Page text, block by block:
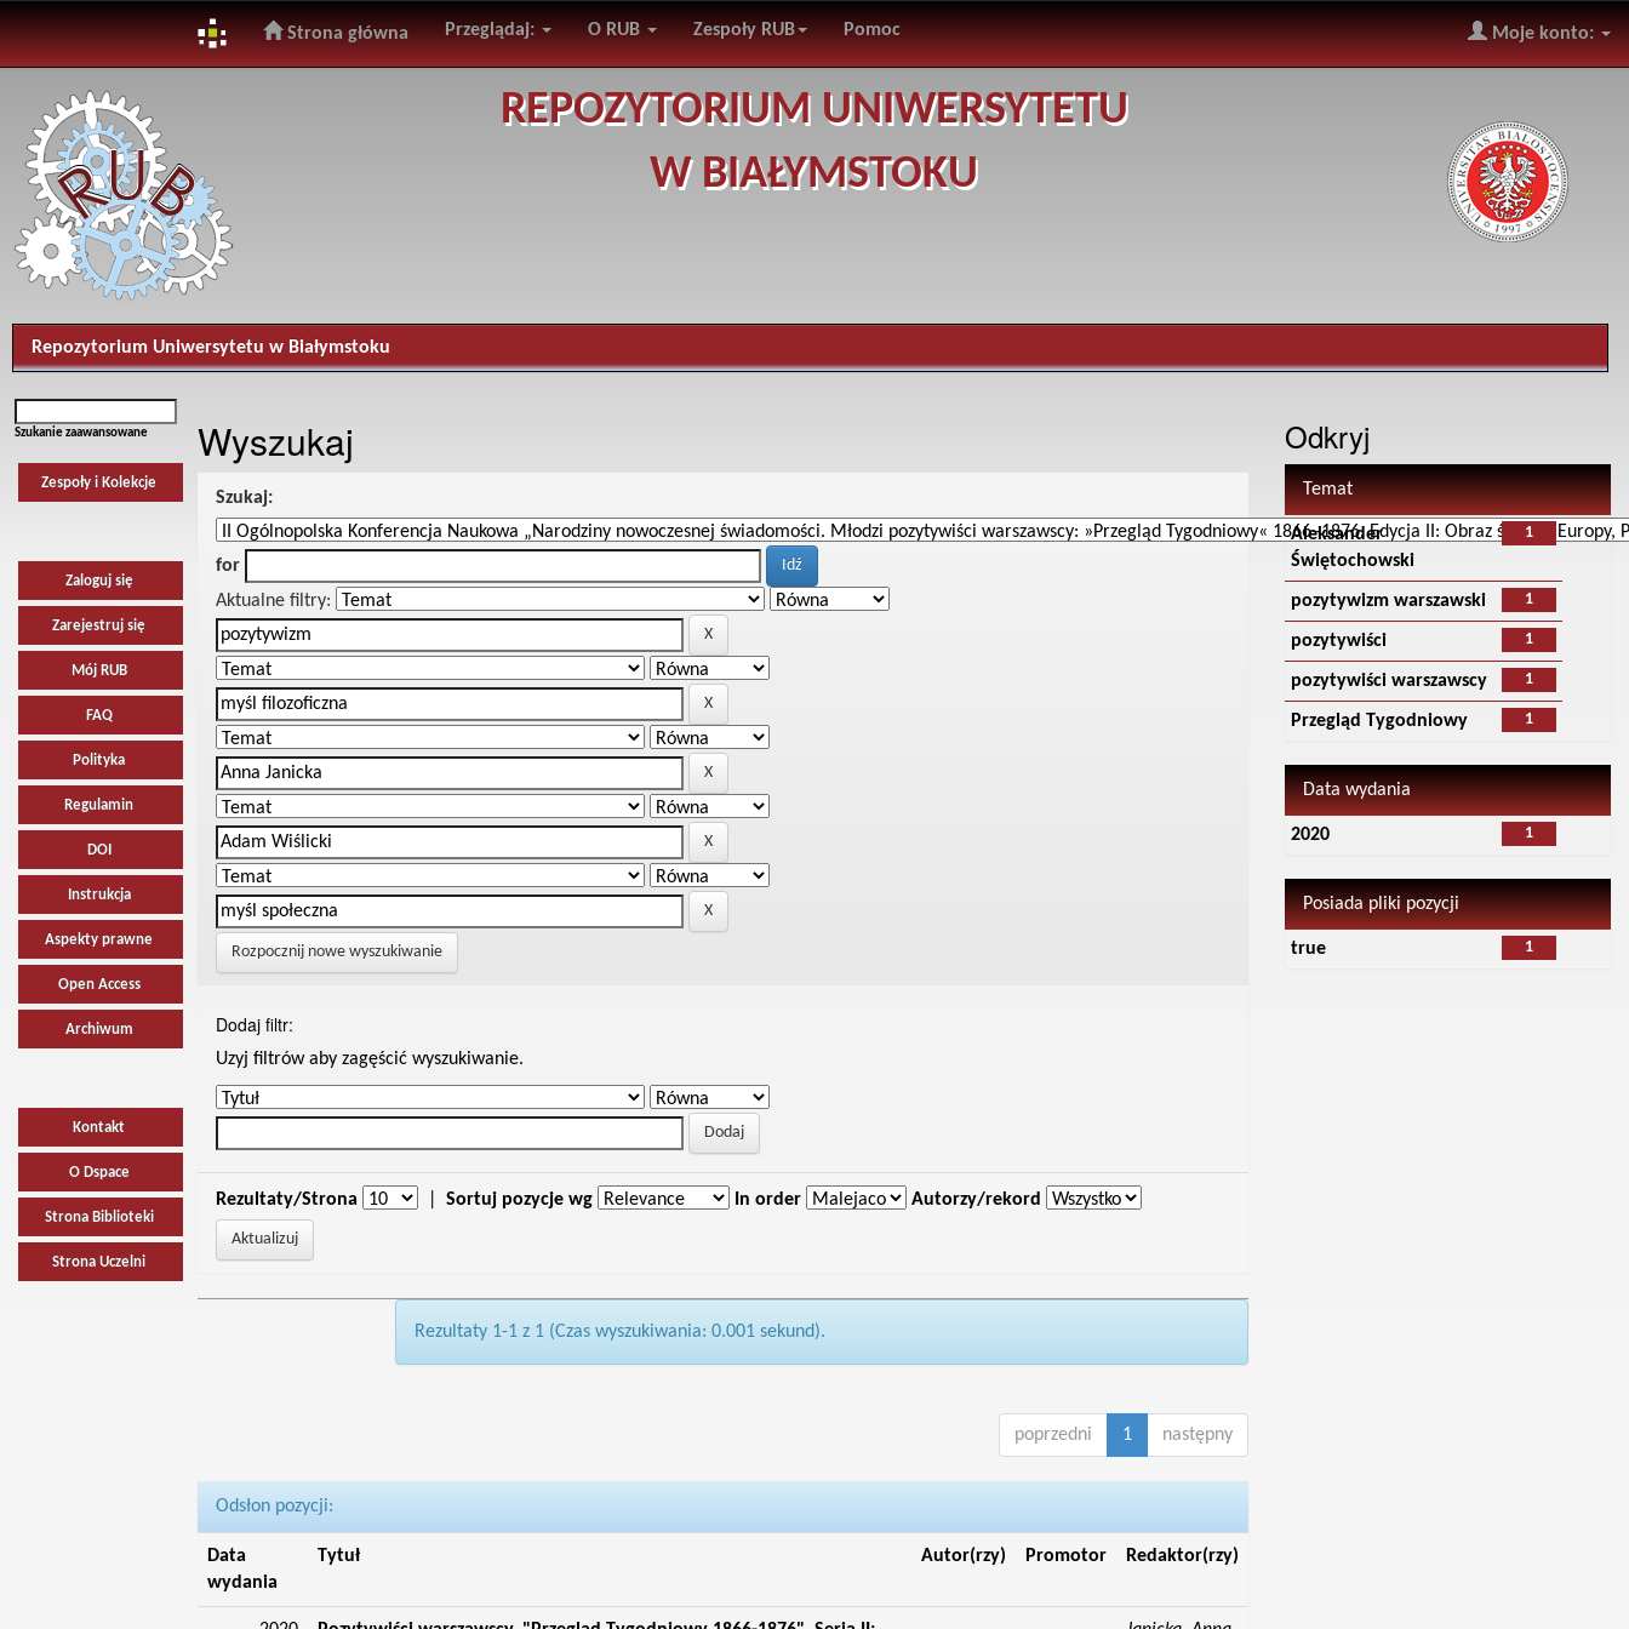
navigation
Strona główna Przeglądaj: O RUB Zespoły RUB Pomoc Moje konto:
REPOZYTORIUM UNIWERSYTETU
W BIAŁYMSTOKU
Repozytorium Uniwersytetu w Białymstoku
Szukanie zaawansowane
Zespoły i Kolekcje
Zaloguj się
Zarejestruj się
Mój RUB
FAQ
Polityka
Regulamin
DOI
Instrukcja
Aspekty prawne
Open Access
Archiwum
Kontakt
O Dspace
Strona Biblioteki
Strona Uczelni
Wyszukaj
Szukaj:
for
Aktualne filtry:
Rozpocznij nowe wyszukiwanie
Dodaj filtr:
Uzyj filtrów aby zagęścić wyszukiwanie.
Rezultaty/Strona Sortuj pozycje wg In order Autorzy/rekord
Rezultaty 1-1 z 1 (Czas wyszukiwania: 0.001 sekund).
poprzedni 1 następny
Odsłon pozycji:
Data
wydania
Tytuł Autor(rzy) Promotor Redaktor(rzy)
Odkryj
Temat
1
Aleksander
Świętochowski
1
pozytywizm warszawski
1
pozytywiści
1
pozytywiści warszawscy
1
Przegląd Tygodniowy
Data wydania
1
2020
Posiada pliki pozycji
1
true